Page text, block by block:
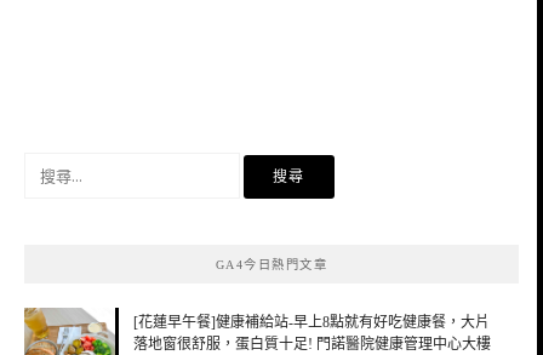
GA4今日熱門文章
[花蓮早午餐]健康補給站-早上8點就有好吃健康餐，大片
落地窗很舒服，蛋白質十足! 門諾醫院健康管理中心大樓